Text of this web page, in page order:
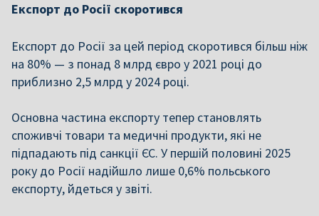
Експорт до Росії скоротився
Експорт до Росії за цей період скоротився більш ніж
на 80% — з понад 8 млрд євро у 2021 році до
приблизно 2,5 млрд у 2024 році.
Основна частина експорту тепер становлять
споживчі товари та медичні продукти, які не
підпадають під санкції ЄС. У першій половині 2025
року до Росії надійшло лише 0,6% польського
експорту, йдеться у звіті.